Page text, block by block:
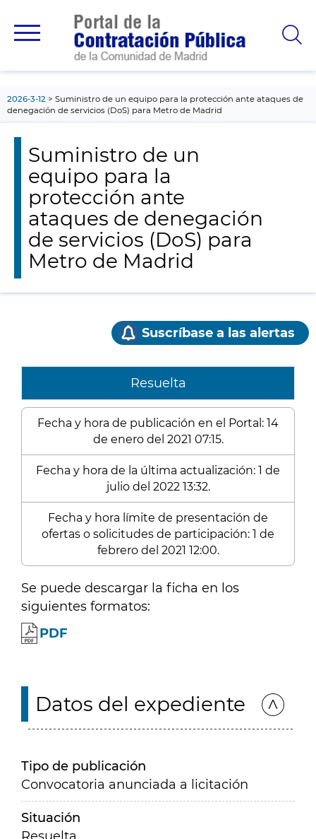
principal
2026-3-12
Suministro de un equipo para la protección ante ataques de
denegación de servicios (DoS) para Metro de Madrid
Suministro de un
equipo para la
protección ante
ataques de denegación
de servicios (DoS) para
Metro de Madrid
Suscríbase a las alertas
Resuelta
Fecha y hora de publicación en el Portal: 14
de enero del 2021 07:15.
Fecha y hora de la última actualización: 1 de
julio del 2022 13:32.
Fecha y hora límite de presentación de
ofertas o solicitudes de participación: 1 de
febrero del 2021 12:00.
Se puede descargar la ficha en los
siguientes formatos:
PDF
Datos del expediente
Tipo de publicación
Convocatoria anunciada a licitación
Situación